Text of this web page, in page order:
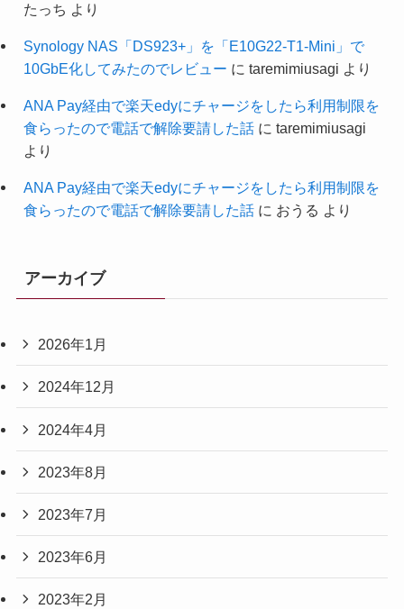
たっち より
Synology NAS「DS923+」を「E10G22-T1-Mini」で
10GbE化してみたのでレビュー に taremimiusagi より
ANA Pay経由で楽天edyにチャージをしたら利用制限を
食らったので電話で解除要請した話に taremimiusagi
より
ANA Pay経由で楽天edyにチャージをしたら利用制限を
食らったので電話で解除要請した話に おうる より
アーカイブ
2026年1月
2024年12月
2024年4月
2023年8月
2023年7月
2023年6月
2023年2月